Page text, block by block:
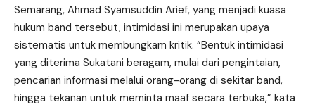
Semarang, Ahmad Syamsuddin Arief, yang menjadi kuasa
hukum band tersebut, intimidasi ini merupakan upaya
sistematis untuk membungkam kritik. “Bentuk intimidasi
yang diterima Sukatani beragam, mulai dari pengintaian,
pencarian informasi melalui orang-orang di sekitar band,
hingga tekanan untuk meminta maaf secara terbuka,” kata